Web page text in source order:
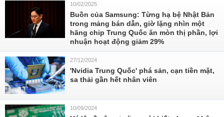
10/02/2025
Buồn của Samsung: Từng hạ bệ Nhật Bản
trong mảng bán dẫn, giờ lặng nhìn một
hãng chip Trung Quốc ăn mòn thị phần, lợi
nhuận hoạt động giảm 29%
27/12/2024
'Nvidia Trung Quốc' phá sản, cạn tiền mặt,
sa thải gần hết nhân viên
10/09/2024